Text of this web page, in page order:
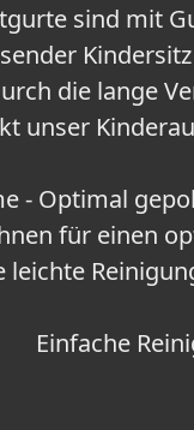
sind mit
die lange
unser
- Optimal
für einen
leichte
Einfache